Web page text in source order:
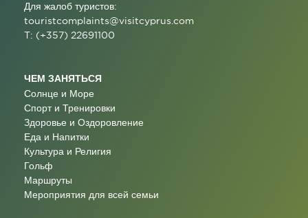
Для жалоб туристов:
touristcomplaints@visitcyprus.com
T: (+357) 22691100
ЧЕМ ЗАНЯТЬСЯ
Солнце и Море
Спорт и Тренировки
Здоровье и Оздоровление
Еда и Напитки
Культура и Религия
Гольф
Маршруты
Мероприятия для всей семьи